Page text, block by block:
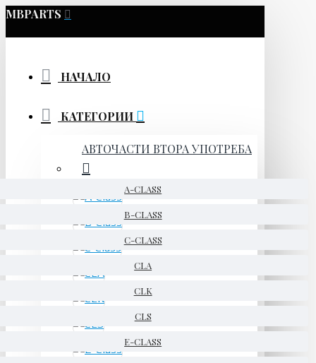
MBPARTS
НАЧАЛО
КАТЕГОРИИ
АВТОЧАСТИ ВТОРА УПОТРЕБА
A-CLASS
B-CLASS
C-CLASS
CLA
CLK
CLS
E-CLASS